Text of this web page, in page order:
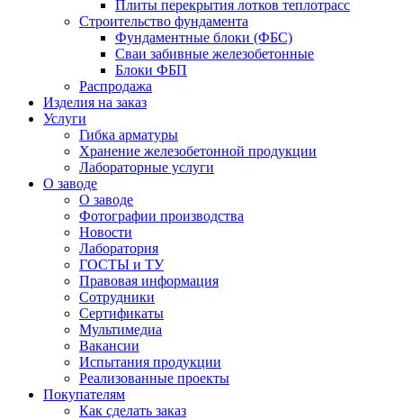
Плиты перекрытия лотков теплотрасс
Строительство фундамента
Фундаментные блоки (ФБС)
Сваи забивные железобетонные
Блоки ФБП
Распродажа
Изделия на заказ
Услуги
Гибка арматуры
Хранение железобетонной продукции
Лабораторные услуги
О заводе
О заводе
Фотографии производства
Новости
Лаборатория
ГОСТЫ и ТУ
Правовая информация
Сотрудники
Сертификаты
Мультимедиа
Вакансии
Испытания продукции
Реализованные проекты
Покупателям
Как сделать заказ